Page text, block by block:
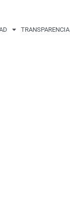
TRANSPARENCIA